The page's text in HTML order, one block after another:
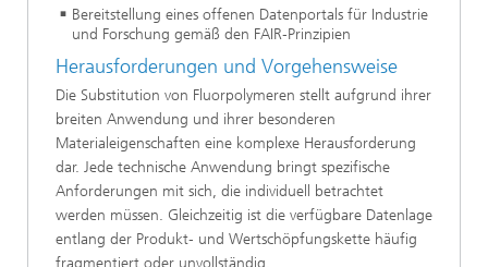
Bereitstellung eines offenen Datenportals für Industrie
und Forschung gemäß den FAIR‑Prinzipien
Herausforderungen und Vorgehensweise
Die Substitution von Fluorpolymeren stellt aufgrund ihrer
breiten Anwendung und ihrer besonderen
Materialeigenschaften eine komplexe Herausforderung
dar. Jede technische Anwendung bringt spezifische
Anforderungen mit sich, die individuell betrachtet
werden müssen. Gleichzeitig ist die verfügbare Datenlage
entlang der Produkt‑ und Wertschöpfungskette häufig
fragmentiert oder unvollständig.